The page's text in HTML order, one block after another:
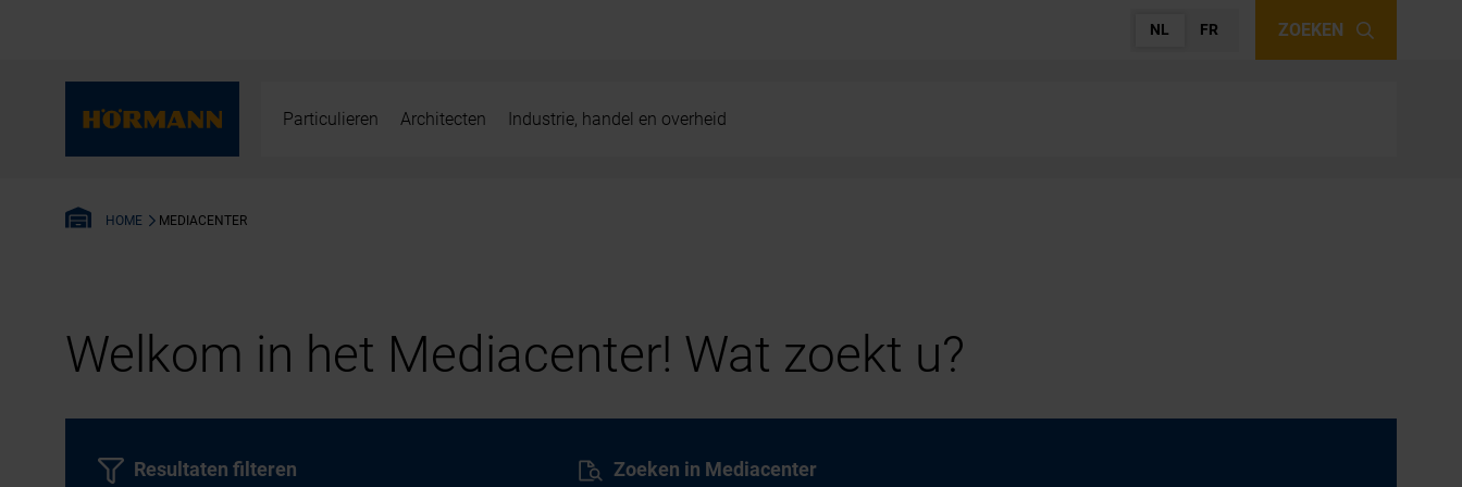
NL FR ZOEKEN
Particulieren Architecten Industrie, handel en overheid
HOME MEDIACENTER
Welkom in het Mediacenter! Wat zoekt u?
Zoeken in Mediacenter
Resultaten filteren